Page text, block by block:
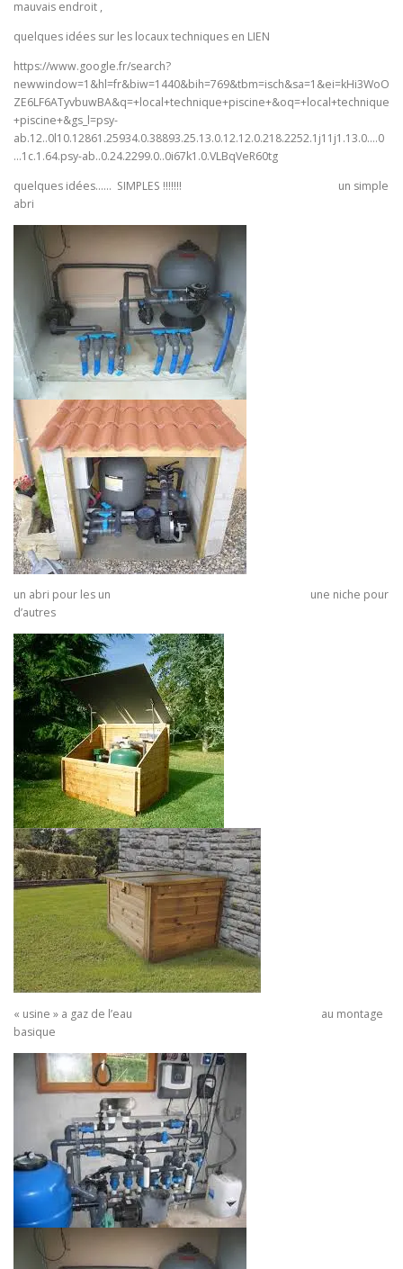
mauvais endroit ,
quelques idées sur les locaux techniques en LIEN
https://www.google.fr/search?
newwindow=1&hl=fr&biw=1440&bih=769&tbm=isch&sa=1&ei=kHi3WoO
ZE6LF6ATyvbuwBA&q=+local+technique+piscine+&oq=+local+technique
+piscine+&gs_l=psy-
ab.12..0l10.12861.25934.0.38893.25.13.0.12.12.0.218.2252.1j11j1.13.0….0
…1c.1.64.psy-ab..0.24.2299.0..0i67k1.0.VLBqVeR60tg
quelques idées…… SIMPLES !!!!!!! un simple
abri
un abri pour les un une niche pour
d’autres
« usine » a gaz de l’eau au montage
basique